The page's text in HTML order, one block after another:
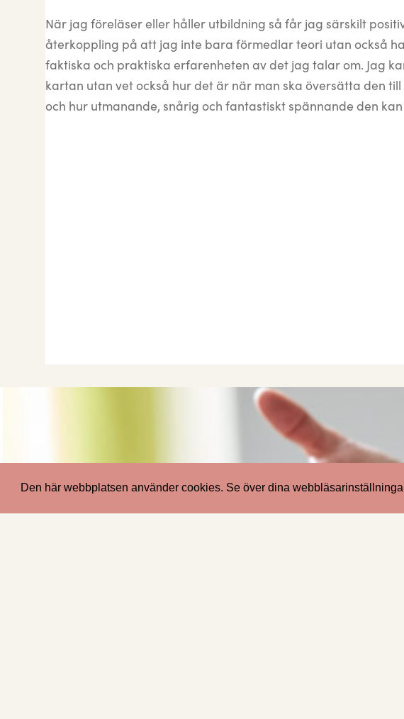
Den här webbplatsen använder cookies. Se över dina
När jag föreläser eller håller utbildning så får jag särskilt
återkoppling på att jag inte bara förmedlar teori utan också
faktiska och praktiska erfarenheten av det jag talar om. Jag
kartan utan vet också hur det är när man ska översätta den
och hur utmanande, snårig och fantastiskt spännande den
Vill du
BOLLA